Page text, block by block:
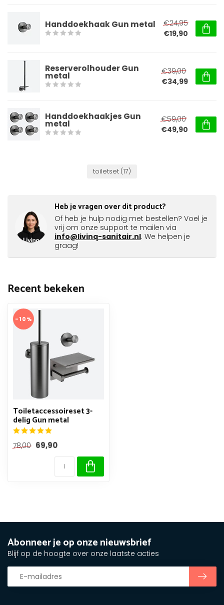
Handdoekhaak Gun metal
€24,95
€19,90
Reserverolhouder Gun
metal
€39,00
€34,99
Handdoekhaakjes Gun
metal
€59,00
€49,90
toiletset (17)
Heb je vragen over dit product?
Of heb je hulp nodig met bestellen? Voel je
vrij om onze support te mailen via
info@livinq-sanitair.nl. We helpen je
graag!
Recent bekeken
-10%
Toiletaccessoireset 3-
delig Gun metal
78,00 69,90
Abonneer je op onze nieuwsbrief
Blijf op de hoogte over onze laatste acties